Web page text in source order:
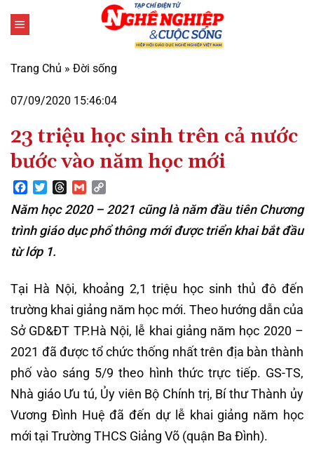
qua
dung
Trang Chủ » Đời sống
07/09/2020 15:46:04
23 triệu học sinh trên cả nước
bước vào năm học mới
Facebook
TwitterThreads
Gmail
Năm học 2020 – 2021 cũng là năm đầu tiên Chương
trình giáo dục phổ thông mới được triển khai bắt đầu
từ lớp 1.
Tại Hà Nội, khoảng 2,1 triệu học sinh thủ đô đến
trường khai giảng năm học mới. Theo hướng dẫn của
Sở GD&ĐT TP.Hà Nội, lễ khai giảng năm học 2020 –
2021 đã được tổ chức thống nhất trên địa bàn thành
phố vào sáng 5/9 theo hình thức trực tiếp. GS-TS,
Nhà giáo Ưu tú, Ủy viên Bộ Chính trị, Bí thư Thành ủy
Vương Đình Huệ đã đến dự lễ khai giảng năm học
mới tại Trường THCS Giảng Võ (quận Ba Đình).